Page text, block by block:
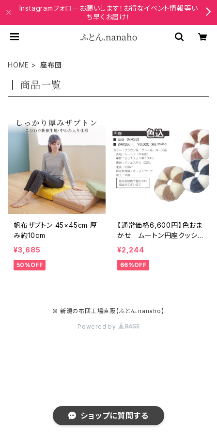
Instagramフォローお願いします！お得なイベント情報等い
ち早くお届け！
HOME 座布団
商品一覧
帆布ザブトン 45×45cm 厚
み約10cm
¥3,685
50%OFF
【通常価格6,600円】色おま
かせ ムートン円座クッショ
ン ドーナツ型 直径約38
cm 厚み約12cm
¥2,244
66%OFF
© 新潟の布団工場直販【ふとん.nanaho】
Powered by
ショップに質問する